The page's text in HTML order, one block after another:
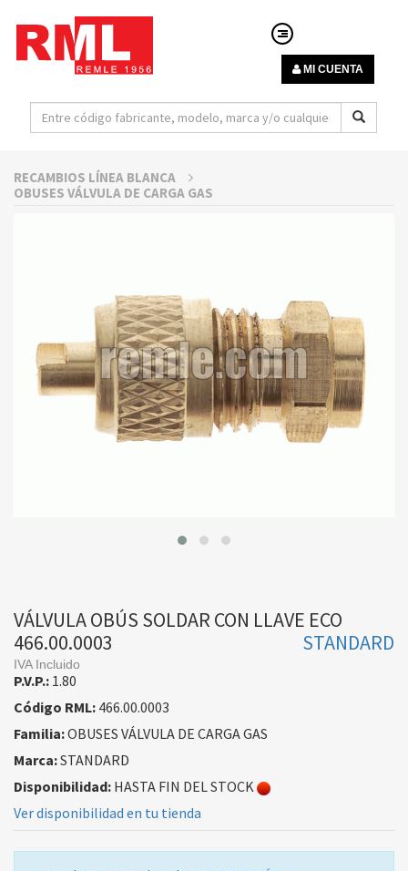
MI CUENTA
RECAMBIOS LÍNEA BLANCA
OBUSES VÁLVULA DE CARGA GAS
VÁLVULA OBÚS SOLDAR CON LLAVE ECO
466.00.0003
STANDARD
IVA Incluido
P.V.P.: 1.80
Código RML: 466.00.0003
Familia:OBUSES VÁLVULA DE CARGA GAS
Marca:STANDARD
Disponibilidad: HASTA FIN DEL STOCK
Ver disponibilidad en tu tienda